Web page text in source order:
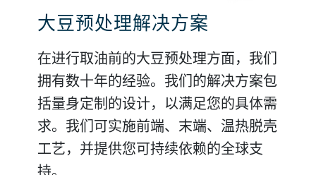
大豆预处理解决方案
在进行取油前的大豆预处理方面，我们
拥有数十年的经验。我们的解决方案包
括量身定制的设计，以满足您的具体需
求。我们可实施前端、末端、温热脱壳
工艺，并提供您可持续依赖的全球支
持。
向日葵预处理解决方案
我们的葵花籽预处理解决方案可实现卓
越的脱皮效果，从而提高萃取后豆粕的
蛋白质含量。我们可为您提供量身定制
的设计，满足您的工艺和工厂要求，并
使用单/双重脱壳控制实现一级/二级向
日葵脱壳，并由全球技术提供支持。
油菜籽预处理解决方案
在进行取油前的油菜籽预处理方面，我
们可为您提供设计、实施和支持方面的
专业知识。从温冷预处理工艺到高度复
杂的脱壳解决方案，我们可帮助您提高
产量，并降低您的购置成本。
其他油料的加工方案
我们还提供设计和实施其他油料种籽
（如棉花、椰干、棕榈仁等）的预处理
解决方案。我们根据您需要加工的种籽
的特性和您期望的效果为您量身定制解
决方案。
萃取后的豆粕研磨与制粒解
决方案
在饲料生产过程中，当与其他饲料成分
混合时，萃取后的豆粕被用作重要的蛋
白质载体。我们提供萃取后豆粕的研磨
和制粒工艺及技术，以帮助您充分利用
种籽壳研磨与制粒解决方案
分离出来的葵花籽壳和大豆壳的热能值
是燃料油的一半，可用作替代性的能源
或热源。我们可帮助您实施种籽壳的研
磨和制粒解决方案，以便您充分利用副
产品。